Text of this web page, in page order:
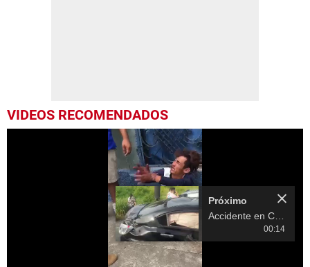
VIDEOS RECOMENDADOS
Próximo
00:14